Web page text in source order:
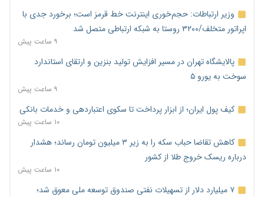
وزیر ارتباطات: حجم‌خوری اینترنت خط قرمز است؛ برخورد جدی با
اپراتور متخلف/۳۲۰۰ روستا به شبکه ارتباطی متصل شد
۹ ساعت پیش
پالایشگاه تهران در مسیر افزایش تولید بنزین و ارتقای استاندارد
سوخت به یورو ۵
۹ ساعت پیش
کیف پول ایران؛ از ابزار پرداخت تا سکوی اعتباردهی و خدمات بانکی
۱۰ ساعت پیش
کاهش تقاضا حباب سکه را به زیر ۳ میلیون تومان رساند؛ هشدار
درباره ریسک خروج طلا از کشور
۱۰ ساعت پیش
۷ میلیارد دلار از تسهیلات نفتی صندوق توسعه ملی معوق شد؛